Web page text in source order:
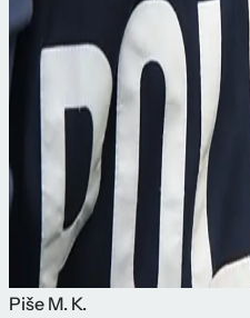
Piše M. K.